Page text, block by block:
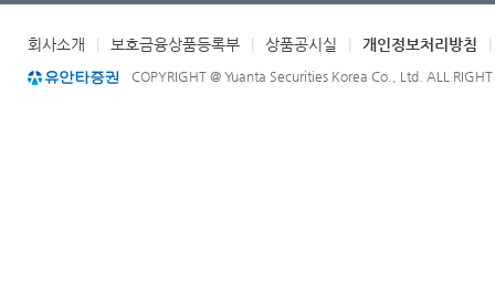
회사소개 보호금융상품등록부 상품공시실 개인정보처리방침
COPYRIGHT @ Yuanta Securities Korea Co., Ltd. ALL RIGHT